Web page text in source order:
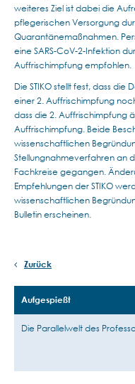
weiteres Ziel ist dabei die
pflegerischen Versorgung
Quarantänemaßnahmen.
eine SARS-CoV-2-Infektion
Auffrischimpfung empfohlen.
Die STIKO stellt fest, dass die
einer 2. Auffrischimpfung
dass die 2. Auffrischimpfung
Auffrischimpfung. Beide
wissenschaftlichen
Stellungnahmeverfahren an
Fachkreise gegangen.
Empfehlungen der STIKO
wissenschaftlichen
Bulletin erscheinen.
Zurück
Aufgespießt
Die Parallelwelt des